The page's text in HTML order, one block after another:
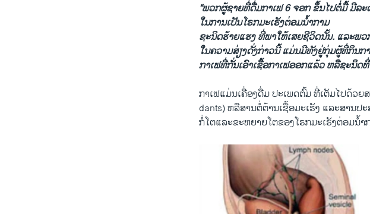
“ພວກຜູ້ຊາຍທີ່ດື່ມກາເຟ 6 ຈອກ ຂຶ້ນໄປຕໍ່ມື້ ມີລ
ໃນການເປັນໂຣກມ​ະເຮັງຕ່ອມ​ນໍ້າກາມ
ຊະນິດ​ຮ້າຍ​ແຮ​ງ ທີ່ພາໃຫ້ເສຍຊີວິດນັ້ນ. ແລະພ
ໃນຄວາມສ່ຽງດັ່ງກ່າວນີ້ ​ແມ່ນມີທັງຢູ່​ກຸ່ມຜູ້ທີ່ກິນກ
ກາເຟທີ່ກັ່ນເອົາເຊື້ອກາເຟອອກແລ້ວ ຫລືຊະນິດທີ່
ກາເຟແມ່ນ​ເຄື່ອງ​ດື່ມ​ ປະ​ເພດ​ຕົ້ມ ທີ່ເຕັມໄປດ້ວ
dants) ຫລື​ສານ​ຕໍ່ຕ້ານ​ເຊື້ອ​ມະ​ເຮັງ ແລະສານ
ກໍ່​ໂຕແລະຂະຫຍາຍໂຕຂອງໂຣກມ​ະເຮັງຕ່ອມ​ນໍ້າ